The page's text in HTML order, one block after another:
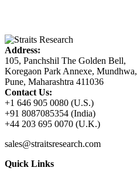
Address:
105, Panchshil The Golden Bell,
Koregaon Park Annexe, Mundhwa,
Pune, Maharashtra 411036
Contact Us:
+1 646 905 0080 (U.S.)
+91 8087085354 (India)
+44 203 695 0070 (U.K.)
sales@straitsresearch.com
Quick Links